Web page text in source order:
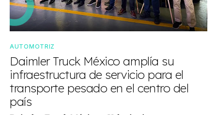
AUTOMOTRIZ
Daimler Truck México amplía su
infraestructura de servicio para el
transporte pesado en el centro del
país